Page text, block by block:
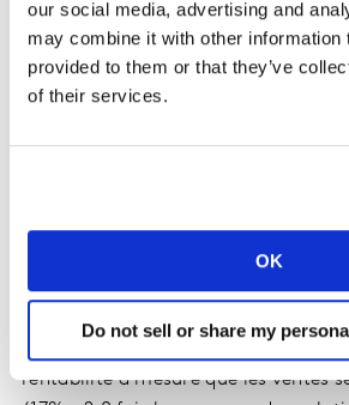
our social media, advertising and
may combine it with other information
provided to them or that they’ve
of their services.
OK
Do not sell or share my
et de consommation.
C’est d’autant plus vrai quand on
– Alors que les
priorité chercher à « baisser les prix
services les plus durables, quitte
rentabilité à mesure que les ventes